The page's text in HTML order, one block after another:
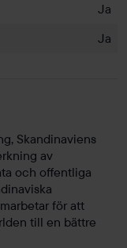
Ja
Ja
Skandinaviens
av
och offentliga
för att
till en bättre